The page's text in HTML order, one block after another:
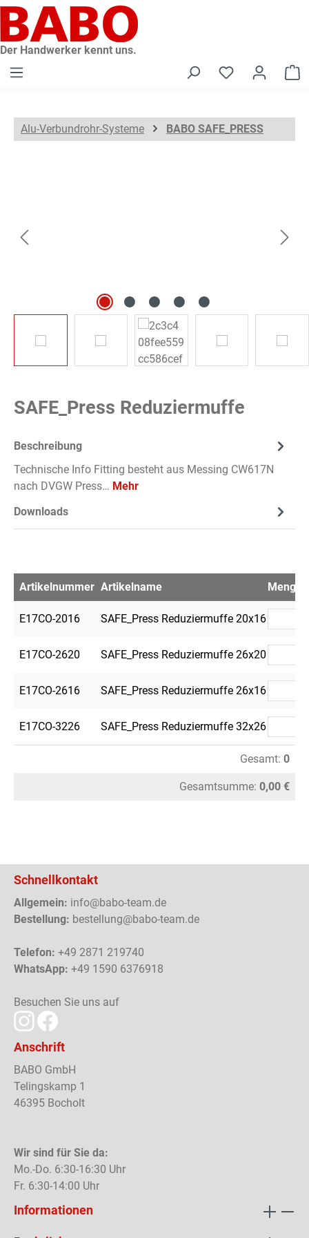
springen
Der Handwerker kennt uns.
Alu-Verbundrohr-Systeme BABO SAFE_PRESS
SAFE_Press Reduziermuffe
Beschreibung
Technische Info Fitting besteht aus Messing CW617N
nach DVGW Press… Mehr
Downloads
Artikelnummer Artikelname Menge
E17CO-2016 SAFE_Press Reduziermuffe 20x16
E17CO-2620 SAFE_Press Reduziermuffe 26x20
E17CO-2616 SAFE_Press Reduziermuffe 26x16
E17CO-3226 SAFE_Press Reduziermuffe 32x26
Gesamt: 0
Gesamtsumme: 0,00 €
Schnellkontakt
Allgemein: info@babo-team.de
Bestellung: bestellung@babo-team.de
Telefon: +49 2871 219740
WhatsApp: +49 1590 6376918
Besuchen Sie uns auf
Anschrift
BABO GmbH
Telingskamp 1
46395 Bocholt
Wir sind für Sie da:
Mo.-Do. 6:30-16:30 Uhr
Fr. 6:30-14:00 Uhr
Informationen